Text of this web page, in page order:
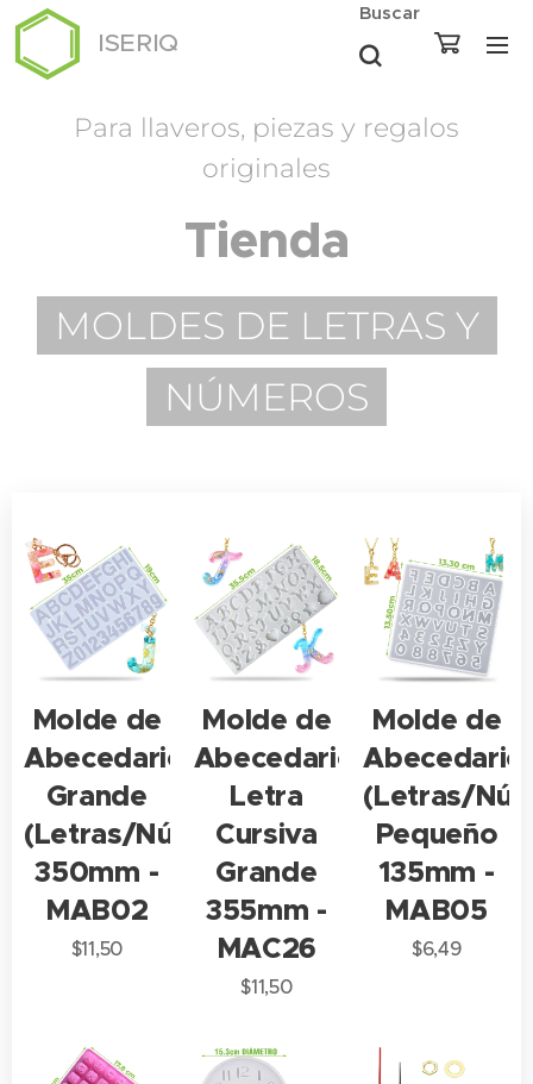
ISERIQ
Buscar
Para llaveros, piezas y regalos
originales
Tienda
MOLDES DE LETRAS Y
NÚMEROS
Molde de
Abecedario
Grande
(Letras/Números)
350mm -
MAB02
$11,50
Molde de
Abecedario
Letra
Cursiva
Grande
355mm -
MAC26
$11,50
Molde de
Abecedario
(Letras/
Pequeño
135mm -
MAB05
$6,49